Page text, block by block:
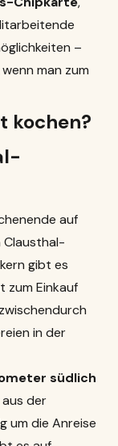
–
man zum
kochen?
auf
Clausthal-
gibt es
zum Einkauf
in der
südlich
der
um die Anreise